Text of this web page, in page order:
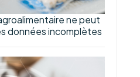
ne peut
données incomplètes